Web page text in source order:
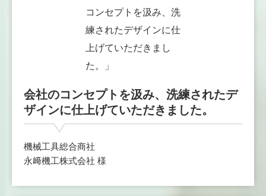
会社のコンセプトを汲み、洗練されたデ
ザインに仕上げていただきました。
機械工具総合商社
永﨑機工株式会社 様